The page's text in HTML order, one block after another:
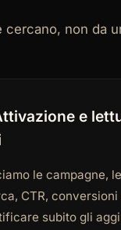
non da
e
le campagne,
CTR,
subito gli